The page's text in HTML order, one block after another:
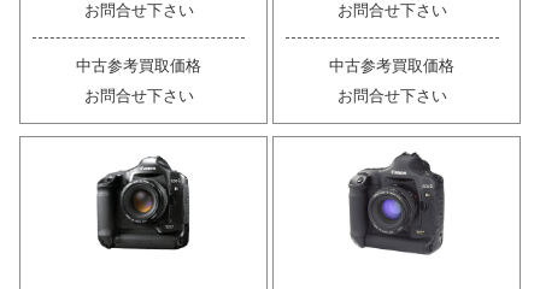
お問合せ下さい
中古参考買取価格
お問合せ下さい
お問合せ下さい
中古参考買取価格
お問合せ下さい